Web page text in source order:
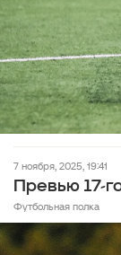
7 ноября, 2025, 19:41
Превью 17-
Футбольная полка